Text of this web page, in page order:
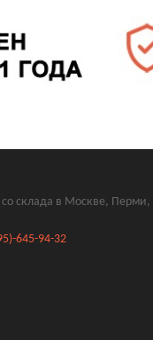
склада в Москве, Перми,
645-94-32